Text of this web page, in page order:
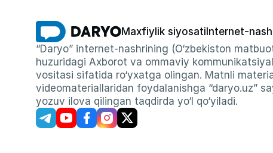
Maxfiylik siyosati Internet-
“Daryo” internet-nashrining (O‘zbekiston
huzuridagi Axborot va ommaviy
vositasi sifatida ro‘yxatga olingan. Matnli
videomateriallaridan foydalanishga “daryo.uz”
yozuv ilova qilingan taqdirda yo‘l qo‘yiladi.